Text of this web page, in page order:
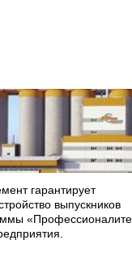
гарантирует
выпускников